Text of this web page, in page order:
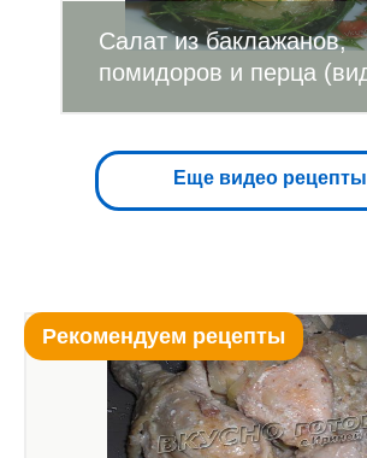
Салат из баклажанов,
помидоров и перца
Еще видео рецепты
Рекомендуем рецепты